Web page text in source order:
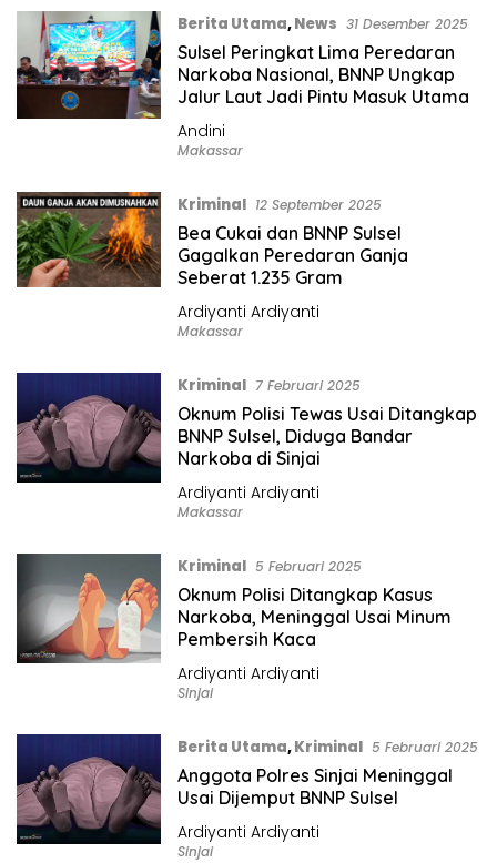
Berita Utama,News 31 Desember 2025
Sulsel Peringkat Lima Peredaran
Narkoba Nasional, BNNP Ungkap
Jalur Laut Jadi Pintu Masuk Utama
Andini
Makassar
Kriminal 12 September 2025
Bea Cukai dan BNNP Sulsel
Gagalkan Peredaran Ganja
Seberat 1.235 Gram
Ardiyanti Ardiyanti
Makassar
Kriminal 7 Februari 2025
Oknum Polisi Tewas Usai Ditangkap
BNNP Sulsel, Diduga Bandar
Narkoba di Sinjai
Ardiyanti Ardiyanti
Makassar
Kriminal 5 Februari 2025
Oknum Polisi Ditangkap Kasus
Narkoba, Meninggal Usai Minum
Pembersih Kaca
Ardiyanti Ardiyanti
Sinjai
Berita Utama,Kriminal 5 Februari 2025
Anggota Polres Sinjai Meninggal
Usai Dijemput BNNP Sulsel
Ardiyanti Ardiyanti
Sinjai